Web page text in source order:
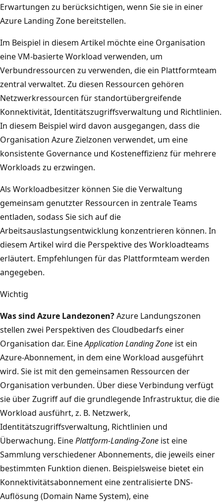
Erwartungen zu berücksichtigen, wenn Sie sie in einer
Azure Landing Zone bereitstellen.
Im Beispiel in diesem Artikel möchte eine Organisation
eine VM-basierte Workload verwenden, um
Verbundressourcen zu verwenden, die ein Plattformteam
zentral verwaltet. Zu diesen Ressourcen gehören
Netzwerkressourcen für standortübergreifende
Konnektivität, Identitätszugriffsverwaltung und Richtlinien.
In diesem Beispiel wird davon ausgegangen, dass die
Organisation Azure Zielzonen verwendet, um eine
konsistente Governance und Kosteneffizienz für mehrere
Workloads zu erzwingen.
Als Workloadbesitzer können Sie die Verwaltung
gemeinsam genutzter Ressourcen in zentrale Teams
entladen, sodass Sie sich auf die
Arbeitsauslastungsentwicklung konzentrieren können. In
diesem Artikel wird die Perspektive des Workloadteams
erläutert. Empfehlungen für das Plattformteam werden
angegeben.
Wichtig
Was sind Azure Landezonen?Azure Landungszonen
stellen zwei Perspektiven des Cloudbedarfs einer
Organisation dar. EineApplication Landing Zone ist ein
Azure-Abonnement, in dem eine Workload ausgeführt
wird. Sie ist mit den gemeinsamen Ressourcen der
Organisation verbunden. Über diese Verbindung verfügt
sie über Zugriff auf die grundlegende Infrastruktur, die die
Workload ausführt, z. B. Netzwerk,
Identitätszugriffsverwaltung, Richtlinien und
Überwachung. EinePlattform-Landing-Zone ist eine
Sammlung verschiedener Abonnements, die jeweils einer
bestimmten Funktion dienen. Beispielsweise bietet ein
Konnektivitätsabonnement eine zentralisierte DNS-
Auflösung (Domain Name System), eine